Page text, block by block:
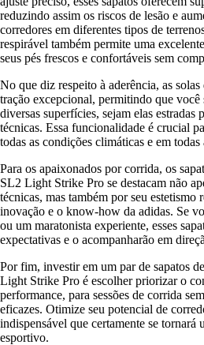
reduzindo assim os riscos de lesão e
corredores em diferentes tipos de
respirável também permite uma
seus pés frescos e confortáveis sem
No que diz respeito à aderência, as solas
tração excepcional, permitindo que
diversas superfícies, sejam elas estradas
técnicas. Essa funcionalidade é crucial
todas as condições climáticas e em todas
Para os apaixonados por corrida, os
SL2 Light Strike Pro se destacam não
técnicas, mas também por seu estetismo
inovação e o know-how da adidas. Se
ou um maratonista experiente, esses
expectativas e o acompanharão em
Por fim, investir em um par de sapatos
Light Strike Pro é escolher priorizar o
performance, para sessões de corrida
eficazes. Otimize seu potencial de
indispensável que certamente se tornará
esportivo.